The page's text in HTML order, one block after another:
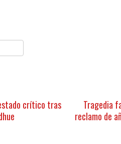
crítico tras
Tragedia
reclamo de